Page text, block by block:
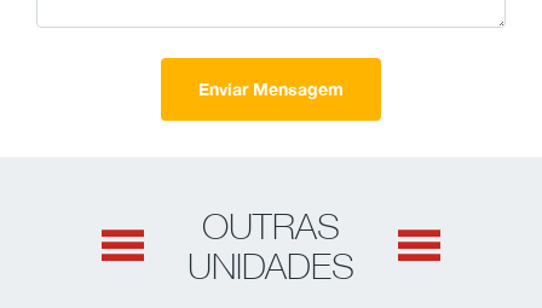
Enviar Mensagem
OUTRAS
UNIDADES